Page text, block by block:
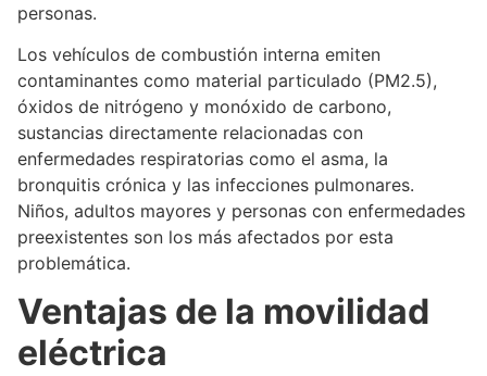
personas.
Los vehículos de combustión interna emiten
contaminantes como material particulado (PM2.5),
óxidos de nitrógeno y monóxido de carbono,
sustancias directamente relacionadas con
enfermedades respiratorias como el asma, la
bronquitis crónica y las infecciones pulmonares.
Niños, adultos mayores y personas con enfermedades
preexistentes son los más afectados por esta
problemática.
Ventajas de la movilidad
eléctrica